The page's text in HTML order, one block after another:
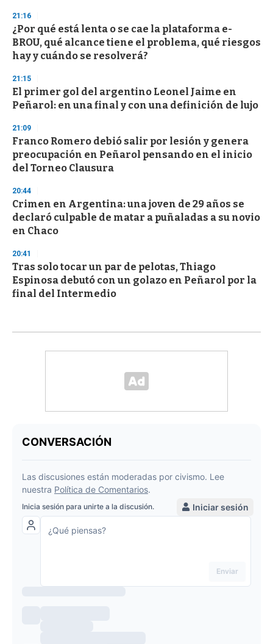
21:16
¿Por qué está lenta o se cae la plataforma e-
BROU, qué alcance tiene el problema, qué riesgos
hay y cuándo se resolverá?
21:15
El primer gol del argentino Leonel Jaime en
Peñarol: en una final y con una definición de lujo
21:09
Franco Romero debió salir por lesión y genera
preocupación en Peñarol pensando en el inicio
del Torneo Clausura
20:44
Crimen en Argentina: una joven de 29 años se
declaró culpable de matar a puñaladas a su novio
en Chaco
20:41
Tras solo tocar un par de pelotas, Thiago
Espinosa debutó con un golazo en Peñarol por la
final del Intermedio